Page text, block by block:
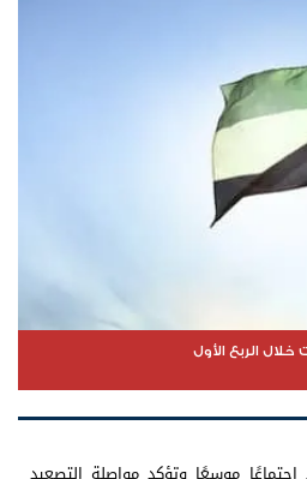
خلال الربع الأول